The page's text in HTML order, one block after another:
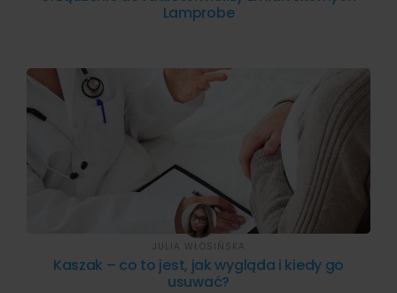
Lamprobe
Kaszak – co to jest, jak wygląda i kiedy go
usuwać?
JULIA WŁOSIŃSKA